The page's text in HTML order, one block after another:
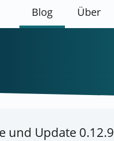
Blog Über
und Update 0.12.9